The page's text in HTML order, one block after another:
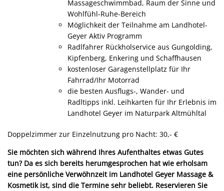
Massageschwimmbad, Raum der Sinne und
Wohlfühl-Ruhe-Bereich
Möglichkeit der Teilnahme am Landhotel-
Geyer Aktiv Programm
Radlfahrer Rückholservice aus Gungolding,
Kipfenberg, Enkering und Schaffhausen
kostenloser Garagenstellplatz für Ihr
Fahrrad/Ihr Motorrad
die besten Ausflugs-, Wander- und
Radltipps inkl. Leihkarten für Ihr Erlebnis im
Landhotel Geyer im Naturpark Altmühltal
Doppelzimmer zur Einzelnutzung pro Nacht: 30,- €
Sie möchten sich während Ihres Aufenthaltes etwas Gutes
tun? Da es sich bereits herumgesprochen hat wie erholsam
eine persönliche Verwöhnzeit im Landhotel Geyer Massage &
Kosmetik ist, sind die Termine sehr beliebt. Reservieren Sie